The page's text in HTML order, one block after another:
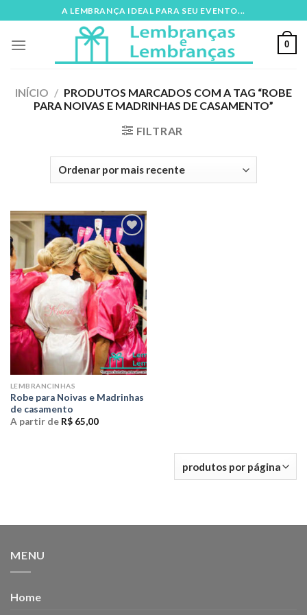
to
content
A LEMBRANÇA IDEAL PARA SEU EVENTO...
0
INÍCIO / PRODUTOS MARCADOS COM A TAG “ROBE
PARA NOIVAS E MADRINHAS DE CASAMENTO”
FILTRAR
Adicionar
aos meus
desejos
LEMBRANCINHAS
Robe para Noivas e Madrinhas
de casamento
A partir de R$65,00
MENU
Home